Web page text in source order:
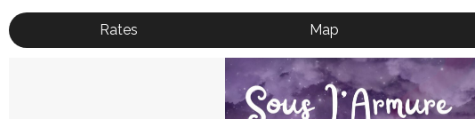
Rates Map